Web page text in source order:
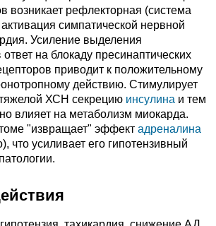
возникает рефлекторная (система
симпатической нервной
Усиление выделения
ответ на блокаду пресинаптических
приводит к положительному
действию. Стимулирует
ХСН секрецию инсулина и тем
влияет на метаболизм миокарда.
"извращает" эффект адреналина
что усиливает его гипотензивный